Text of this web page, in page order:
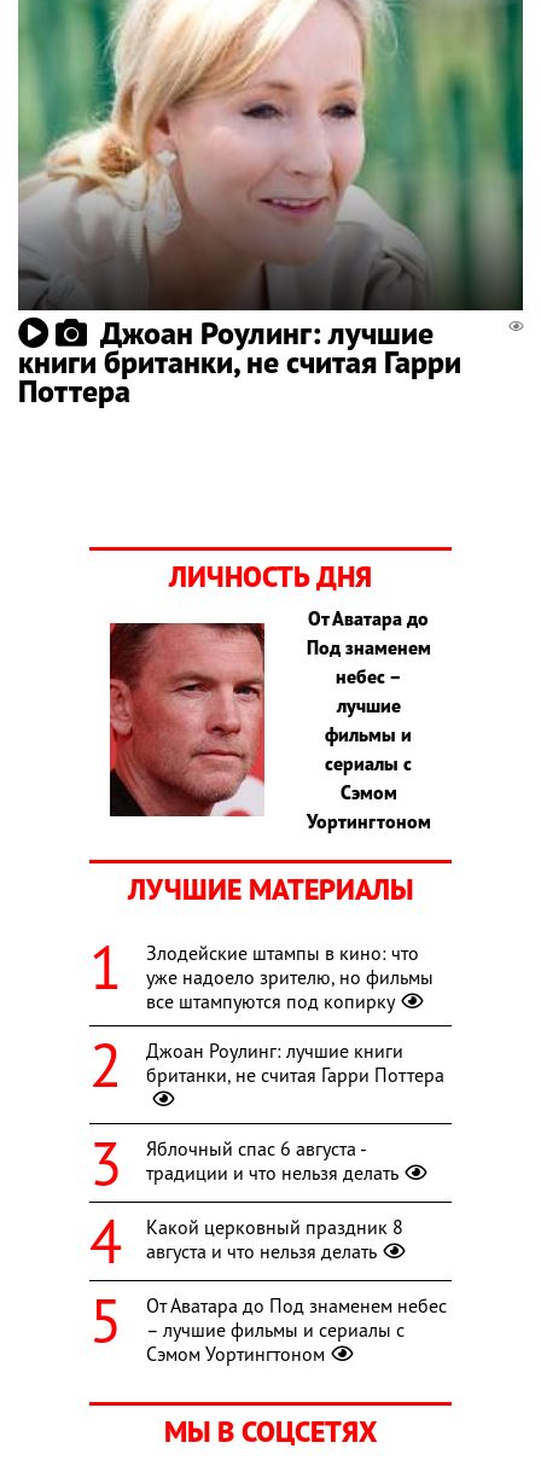
Джоан Роулинг: лучшие
книги британки, не считая Гарри
Поттера
ЛИЧНОСТЬ ДНЯ
От Аватара до
Под знаменем
небес –
лучшие
фильмы и
сериалы с
Сэмом
Уортингтоном
ЛУЧШИЕ МАТЕРИАЛЫ
Злодейские штампы в кино: что
уже надоело зрителю, но фильмы
все штампуются под копирку
Джоан Роулинг: лучшие книги
британки, не считая Гарри Поттера
Яблочный спас 6 августа -
традиции и что нельзя делать
Какой церковный праздник 8
августа и что нельзя делать
От Аватара до Под знаменем небес
– лучшие фильмы и сериалы с
Сэмом Уортингтоном
МЫ В СОЦСЕТЯХ